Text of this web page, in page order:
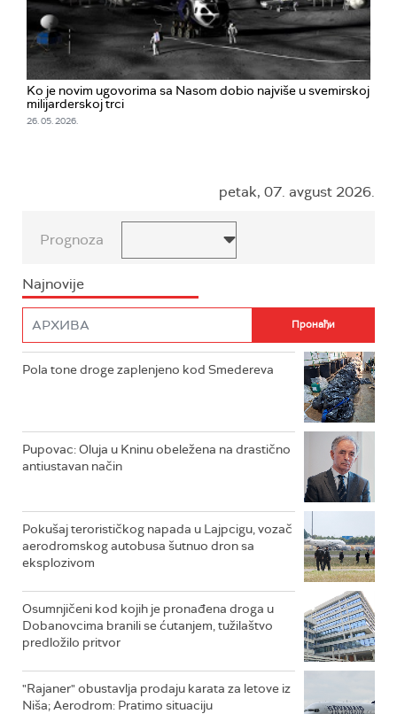
Ko je novim ugovorima sa Nasom dobio najviše u svemirskoj
milijarderskoj trci
26. 05. 2026.
petak, 07. avgust 2026.
Prognoza
Najnovije
Pola tone droge zaplenjeno kod Smedereva
Pupovac: Oluja u Kninu obeležena na drastično
antiustavan način
Pokušaj terorističkog napada u Lajpcigu, vozač
aerodromskog autobusa šutnuo dron sa
eksplozivom
Osumnjičeni kod kojih je pronađena droga u
Dobanovcima branili se ćutanjem, tužilaštvo
predložilo pritvor
"Rajaner" obustavlja prodaju karata za letove iz
Niša; Aerodrom: Pratimo situaciju